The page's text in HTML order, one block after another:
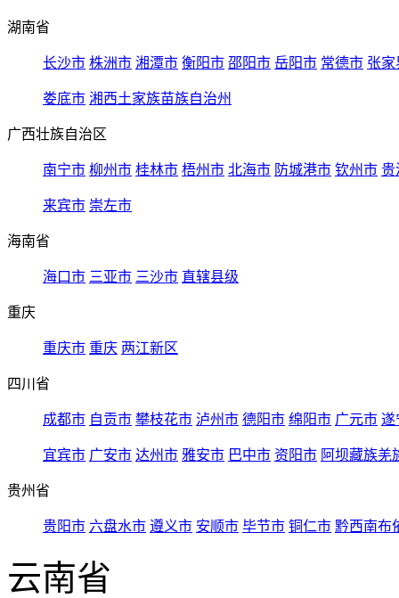
湖南省
长沙市 株洲市 湘潭市 衡阳市 邵阳市 岳阳市 常德市 张家
娄底市 湘西土家族苗族自治州
广西壮族自治区
南宁市 柳州市 桂林市 梧州市 北海市 防城港市 钦州市 贵
来宾市 崇左市
海南省
海口市 三亚市 三沙市 直辖县级
重庆
重庆市 重庆 两江新区
四川省
成都市 自贡市 攀枝花市 泸州市 德阳市 绵阳市 广元市 遂
宜宾市 广安市 达州市 雅安市 巴中市 资阳市 阿坝藏族羌
贵州省
贵阳市 六盘水市 遵义市 安顺市 毕节市 铜仁市 黔西南布
云南省